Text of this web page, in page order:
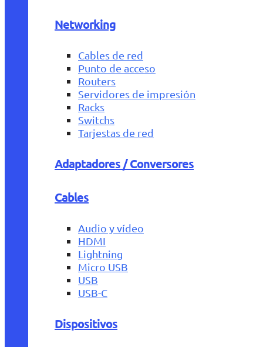
Networking
Cables de red
Punto de acceso
Routers
Servidores de impresión
Racks
Switchs
Tarjestas de red
Adaptadores / Conversores
Cables
Audio y vídeo
HDMI
Lightning
Micro USB
USB
USB-C
Dispositivos